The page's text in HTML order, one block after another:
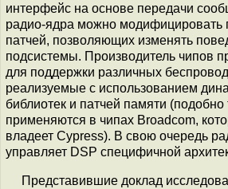
интерфейс на основе передачи
радио-ядра можно модифицировать
патчей, позволяющих изменять
подсистемы. Производитель чипов
для поддержки различных
реализуемые с использованием
библиотек и патчей памяти (подобно
применяются в чипах Broadcom,
владеет Cypress). В свою очередь
управляет DSP специфичной
Представившие доклад